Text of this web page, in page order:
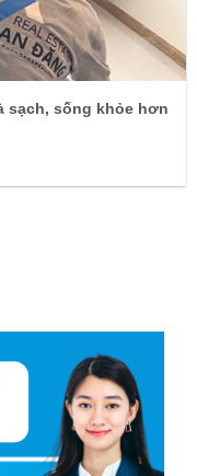
sạch, sống khỏe hơn